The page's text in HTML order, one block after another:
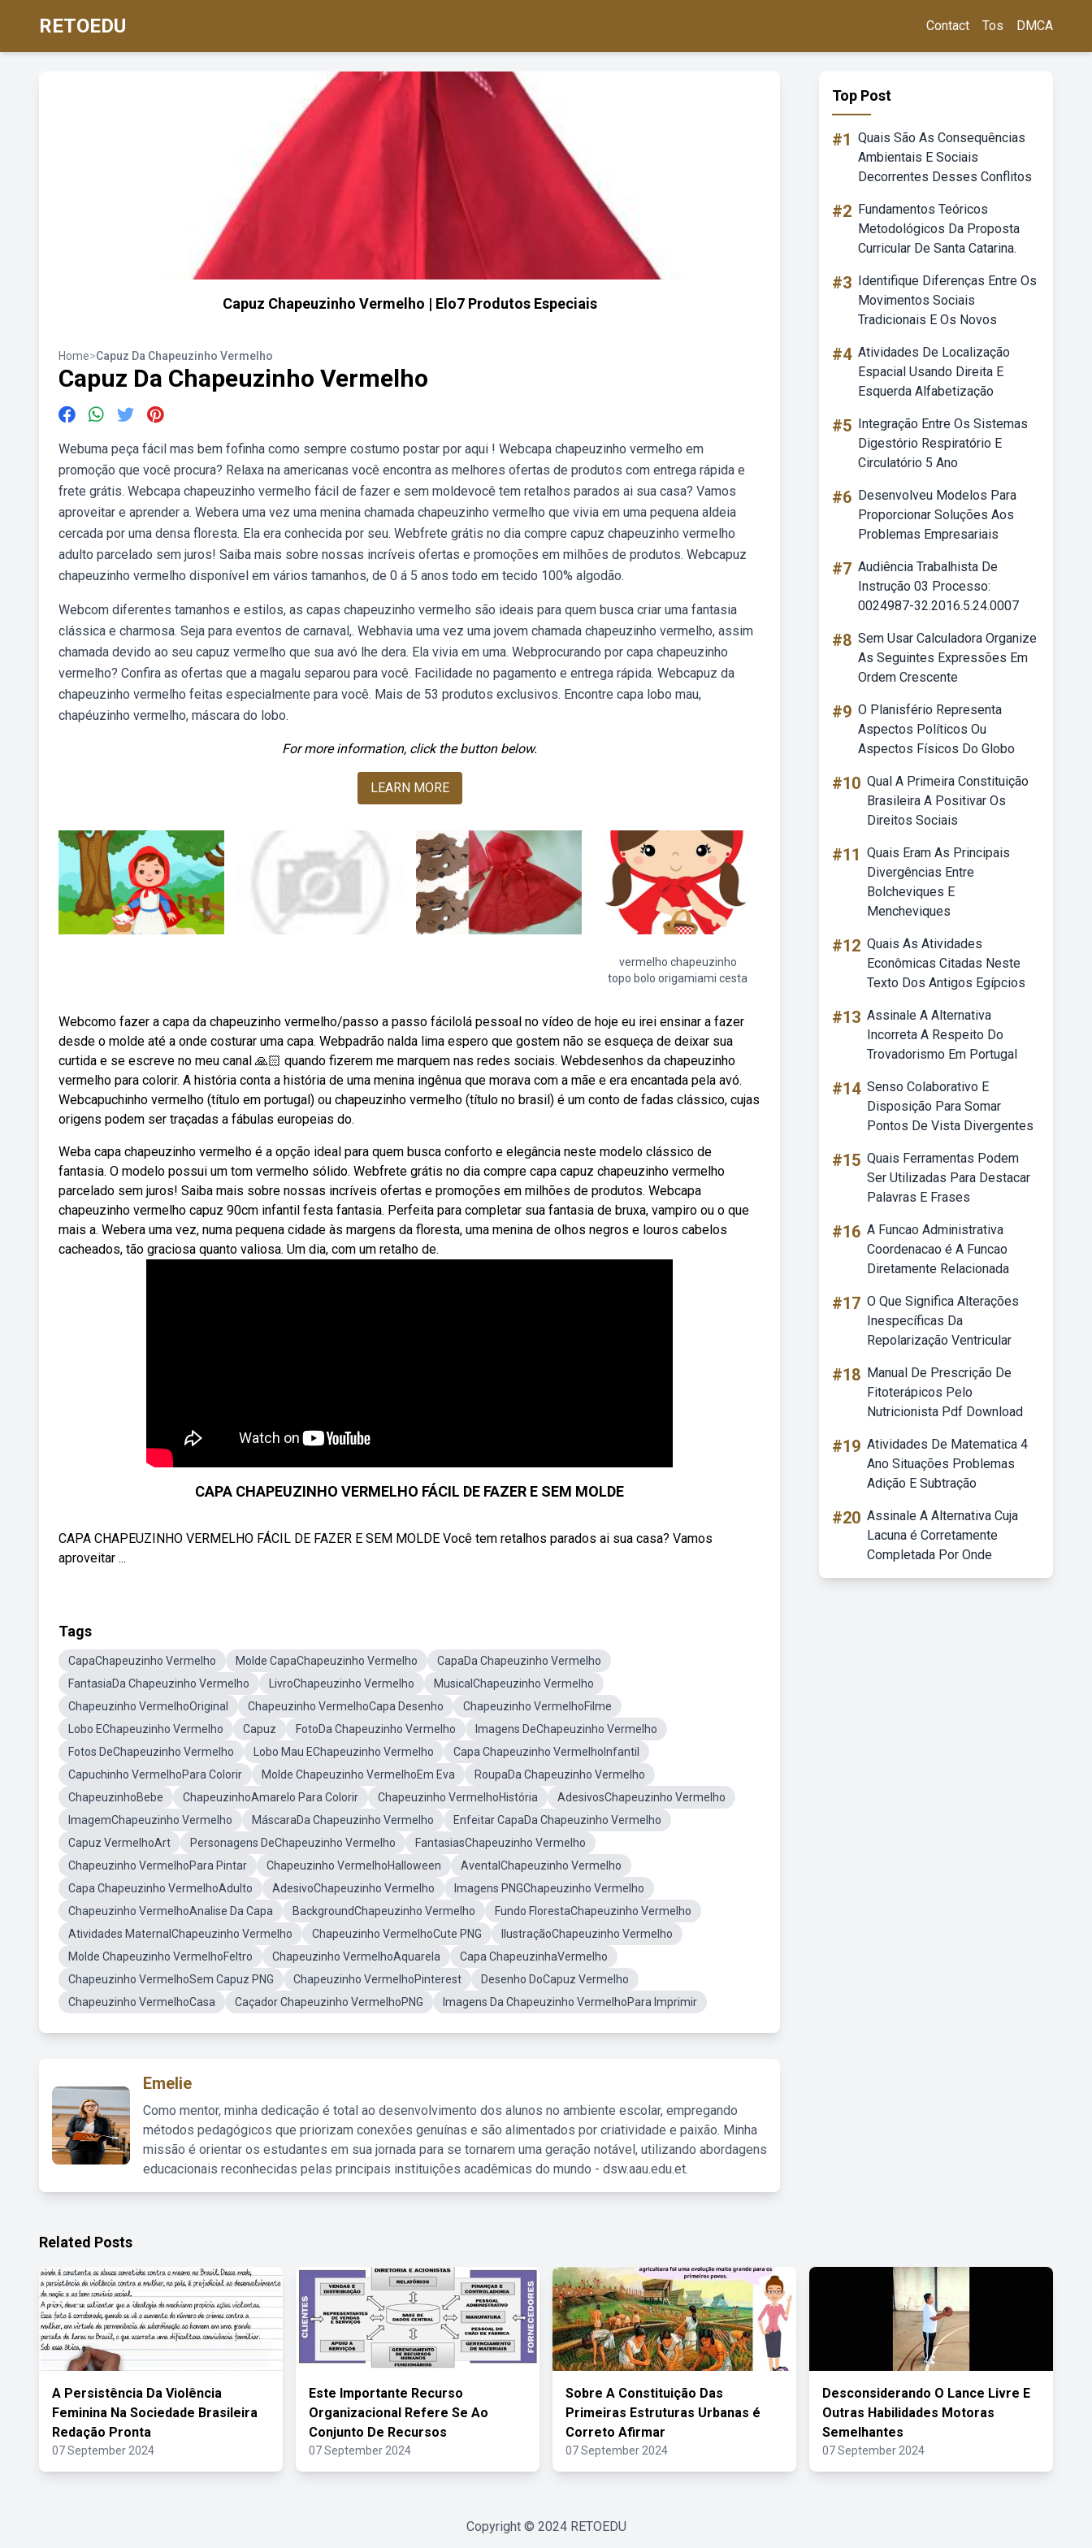
RETOEDU Contact Tos DMCA
Capuz Chapeuzinho Vermelho | Elo7 Produtos Especiais
Home>Capuz Da Chapeuzinho Vermelho
Capuz Da Chapeuzinho Vermelho
Webuma peça fácil mas bem fofinha como sempre costumo postar por aqui ! Webcapa chapeuzinho vermelho em
promoção que você procura? Relaxa na americanas você encontra as melhores ofertas de produtos com entrega rápida e
frete grátis. Webcapa chapeuzinho vermelho fácil de fazer e sem moldevocê tem retalhos parados ai sua casa? Vamos
aproveitar e aprender a. Webera uma vez uma menina chamada chapeuzinho vermelho que vivia em uma pequena aldeia
cercada por uma densa floresta. Ela era conhecida por seu. Webfrete grátis no dia compre capuz chapeuzinho vermelho
adulto parcelado sem juros! Saiba mais sobre nossas incríveis ofertas e promoções em milhões de produtos. Webcapuz
chapeuzinho vermelho disponível em vários tamanhos, de 0 á 5 anos todo em tecido 100% algodão.
Webcom diferentes tamanhos e estilos, as capas chapeuzinho vermelho são ideais para quem busca criar uma fantasia
clássica e charmosa. Seja para eventos de carnaval,. Webhavia uma vez uma jovem chamada chapeuzinho vermelho, assim
chamada devido ao seu capuz vermelho que sua avó lhe dera. Ela vivia em uma. Webprocurando por capa chapeuzinho
vermelho? Confira as ofertas que a magalu separou para você. Facilidade no pagamento e entrega rápida. Webcapuz da
chapeuzinho vermelho feitas especialmente para você. Mais de 53 produtos exclusivos. Encontre capa lobo mau,
chapéuzinho vermelho, máscara do lobo.
For more information, click the button below.
LEARN MORE
vermelho chapeuzinho
topo bolo origamiami cesta
Webcomo fazer a capa da chapeuzinho vermelho/passo a passo fácilolá pessoal no vídeo de hoje eu irei ensinar a fazer
desde o molde até a onde costurar uma capa. Webpadrão nalda lima espero que gostem não se esqueça de deixar sua
curtida e se escreve no meu canal 🙏🏻 quando fizerem me marquem nas redes sociais. Webdesenhos da chapeuzinho
vermelho para colorir. A história conta a história de uma menina ingênua que morava com a mãe e era encantada pela avó.
Webcapuchinho vermelho (título em portugal) ou chapeuzinho vermelho (título no brasil) é um conto de fadas clássico, cujas
origens podem ser traçadas a fábulas europeias do.
Weba capa chapeuzinho vermelho é a opção ideal para quem busca conforto e elegância neste modelo clássico de
fantasia. O modelo possui um tom vermelho sólido. Webfrete grátis no dia compre capa capuz chapeuzinho vermelho
parcelado sem juros! Saiba mais sobre nossas incríveis ofertas e promoções em milhões de produtos. Webcapa
chapeuzinho vermelho capuz 90cm infantil festa fantasia. Perfeita para completar sua fantasia de bruxa, vampiro ou o que
mais a. Webera uma vez, numa pequena cidade às margens da floresta, uma menina de olhos negros e louros cabelos
cacheados, tão graciosa quanto valiosa. Um dia, com um retalho de.
CAPA CHAPEUZINHO VERMELHO FÁCIL DE FAZER E SEM MOLDE
CAPA CHAPEUZINHO VERMELHO FÁCIL DE FAZER E SEM MOLDE Você tem retalhos parados ai sua casa? Vamos
aproveitar ...
Tags
CapaChapeuzinho Vermelho Molde CapaChapeuzinho Vermelho
CapaDa Chapeuzinho Vermelho
FantasiaDa Chapeuzinho Vermelho
LivroChapeuzinho Vermelho
MusicalChapeuzinho Vermelho
Chapeuzinho VermelhoOriginal
Chapeuzinho VermelhoCapa Desenho
Chapeuzinho VermelhoFilme
Lobo EChapeuzinho Vermelho
Capuz FotoDa Chapeuzinho Vermelho
Imagens DeChapeuzinho Vermelho
Fotos DeChapeuzinho Vermelho
Lobo Mau EChapeuzinho Vermelho
Capa Chapeuzinho VermelhoInfantil
Capuchinho VermelhoPara Colorir
Molde Chapeuzinho VermelhoEm Eva
RoupaDa Chapeuzinho Vermelho
ChapeuzinhoBebe
ChapeuzinhoAmarelo Para Colorir Chapeuzinho VermelhoHistória
AdesivosChapeuzinho Vermelho
ImagemChapeuzinho Vermelho
MáscaraDa Chapeuzinho Vermelho
Enfeitar CapaDa Chapeuzinho Vermelho
Capuz VermelhoArt
Personagens DeChapeuzinho Vermelho
FantasiasChapeuzinho Vermelho
Chapeuzinho VermelhoPara Pintar
Chapeuzinho VermelhoHalloween
AventalChapeuzinho Vermelho
Capa Chapeuzinho VermelhoAdulto
AdesivoChapeuzinho Vermelho
Imagens PNGChapeuzinho Vermelho
Chapeuzinho VermelhoAnalise Da Capa
BackgroundChapeuzinho Vermelho
Fundo FlorestaChapeuzinho Vermelho
Atividades MaternalChapeuzinho Vermelho
Chapeuzinho VermelhoCute PNG
IlustraçãoChapeuzinho Vermelho
Molde Chapeuzinho VermelhoFeltro
Chapeuzinho VermelhoAquarela
Capa ChapeuzinhaVermelho
Chapeuzinho VermelhoSem Capuz PNG
Chapeuzinho VermelhoPinterest
Desenho DoCapuz Vermelho
Chapeuzinho VermelhoCasa
Caçador Chapeuzinho VermelhoPNG Imagens Da Chapeuzinho VermelhoPara Imprimir
Emelie
Como mentor, minha dedicação é total ao desenvolvimento dos alunos no ambiente escolar, empregando
métodos pedagógicos que priorizam conexões genuínas e são alimentados por criatividade e paixão. Minha
missão é orientar os estudantes em sua jornada para se tornarem uma geração notável, utilizando abordagens
educacionais reconhecidas pelas principais instituições acadêmicas do mundo - dsw.aau.edu.et.
Top Post
#1 Quais São As Consequências
Ambientais E Sociais
Decorrentes Desses Conflitos
#2 Fundamentos Teóricos
Metodológicos Da Proposta
Curricular De Santa Catarina.
#3 Identifique Diferenças Entre Os
Movimentos Sociais
Tradicionais E Os Novos
#4 Atividades De Localização
Espacial Usando Direita E
Esquerda Alfabetização
#5 Integração Entre Os Sistemas
Digestório Respiratório E
Circulatório 5 Ano
#6 Desenvolveu Modelos Para
Proporcionar Soluções Aos
Problemas Empresariais
#7 Audiência Trabalhista De
Instrução 03 Processo:
0024987-32.2016.5.24.0007
#8 Sem Usar Calculadora Organize
As Seguintes Expressões Em
Ordem Crescente
#9 O Planisfério Representa
Aspectos Políticos Ou
Aspectos Físicos Do Globo
#10 Qual A Primeira Constituição
Brasileira A Positivar Os
Direitos Sociais
#11 Quais Eram As Principais
Divergências Entre
Bolcheviques E
Mencheviques
#12 Quais As Atividades
Econômicas Citadas Neste
Texto Dos Antigos Egípcios
#13 Assinale A Alternativa
Incorreta A Respeito Do
Trovadorismo Em Portugal
#14 Senso Colaborativo E
Disposição Para Somar
Pontos De Vista Divergentes
#15 Quais Ferramentas Podem
Ser Utilizadas Para Destacar
Palavras E Frases
#16 A Funcao Administrativa
Coordenacao é A Funcao
Diretamente Relacionada
#17 O Que Significa Alterações
Inespecíficas Da
Repolarização Ventricular
#18 Manual De Prescrição De
Fitoterápicos Pelo
Nutricionista Pdf Download
#19 Atividades De Matematica 4
Ano Situações Problemas
Adição E Subtração
#20 Assinale A Alternativa Cuja
Lacuna é Corretamente
Completada Por Onde
Related Posts
A Persistência Da Violência
Feminina Na Sociedade Brasileira
Redação Pronta
07 September 2024
Este Importante Recurso
Organizacional Refere Se Ao
Conjunto De Recursos
07 September 2024
Sobre A Constituição Das
Primeiras Estruturas Urbanas é
Correto Afirmar
07 September 2024
Desconsiderando O Lance Livre E
Outras Habilidades Motoras
Semelhantes
07 September 2024
Copyright © 2024 RETOEDU